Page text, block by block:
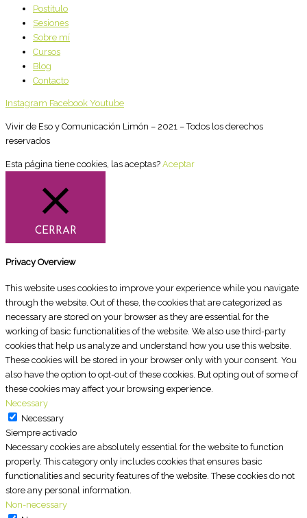
Postítulo
Sesiones
Sobre mí
Cursos
Blog
Contacto
Instagram Facebook Youtube
Vivir de Eso y Comunicación Limón – 2021 – Todos los derechos
reservados
Esta página tiene cookies, las aceptas? Aceptar
CERRAR
Privacy Overview
This website uses cookies to improve your experience while you navigate
through the website. Out of these, the cookies that are categorized as
necessary are stored on your browser as they are essential for the
working of basic functionalities of the website. We also use third-party
cookies that help us analyze and understand how you use this website.
These cookies will be stored in your browser only with your consent. You
also have the option to opt-out of these cookies. But opting out of some of
these cookies may affect your browsing experience.
Necessary
Necessary
Siempre activado
Necessary cookies are absolutely essential for the website to function
properly. This category only includes cookies that ensures basic
functionalities and security features of the website. These cookies do not
store any personal information.
Non-necessary